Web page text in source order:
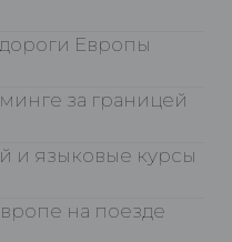
Европы
за границей
и языковые курсы
на поезде